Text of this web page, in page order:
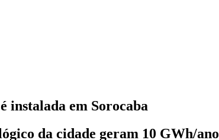
instalada em Sorocaba
da cidade geram 10 GWh/